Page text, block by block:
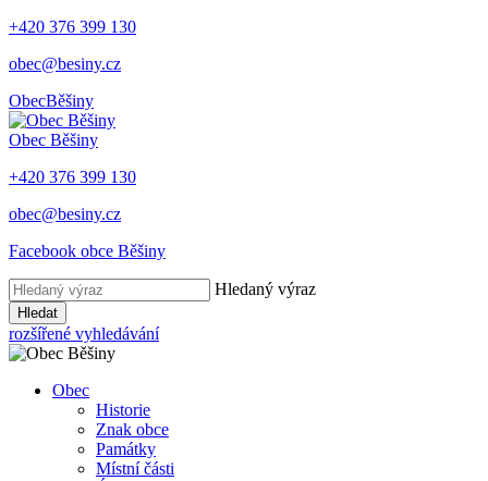
+420 376 399 130
obec@besiny.cz
ObecBěšiny
Obec Běšiny
+420 376 399 130
obec@besiny.cz
Facebook obce Běšiny
Hledaný výraz
Hledat
rozšířené vyhledávání
Obec
Historie
Znak obce
Památky
Místní části